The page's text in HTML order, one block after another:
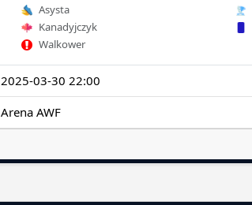
Asysta
Kanadyjczyk
Walkower
2025-03-30 22:00
Arena AWF